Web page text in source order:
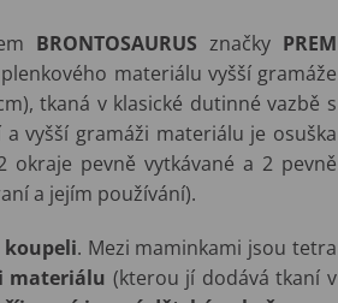
BRONTOSAURUS značky PREM
materiálu vyšší gramáže
tkaná v klasické dutinné vazbě s
vyšší gramáži materiálu je osuška
okraje pevně vytkávané a 2 pevně
a jejím používání).
koupeli. Mezi maminkami jsou tetra
materiálu (kterou jí dodává tkaní v